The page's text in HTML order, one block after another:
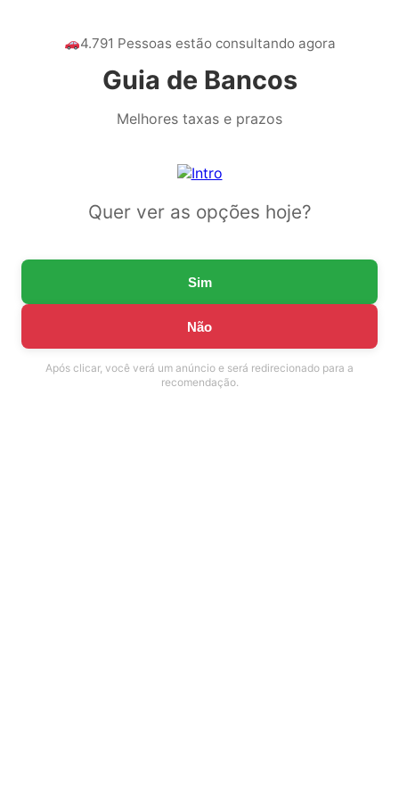
4.791 Pessoas estão consultando agora
Guia de Bancos
Melhores taxas e prazos
Quer ver as opções hoje?
Sim
Não
Após clicar, você verá um anúncio e será redirecionado para a
recomendação.